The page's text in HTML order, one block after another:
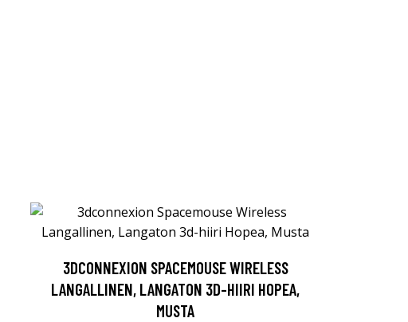
3DCONNEXION SPACEMOUSE WIRELESS
LANGALLINEN, LANGATON 3D-HIIRI HOPEA,
MUSTA